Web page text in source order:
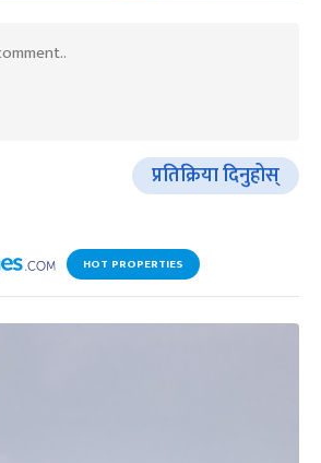
प्रतिक्रिया दिनुहोस्
HOT PROPERTIES